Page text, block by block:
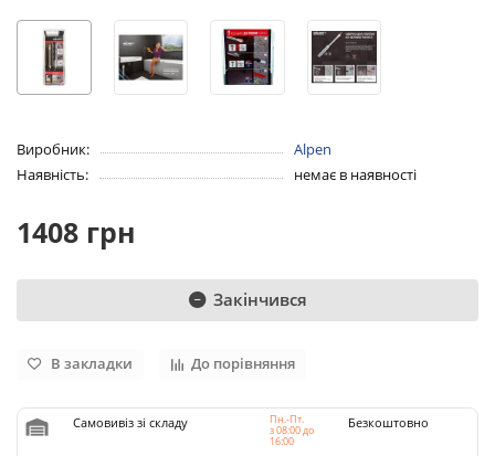
Виробник:
Alpen
Наявність:
немає в наявності
1408 грн
Закінчився
В закладки До порівняння
Самовивіз зі складу Пн.-Пт.
з 08:00 до
16:00
Безкоштовно